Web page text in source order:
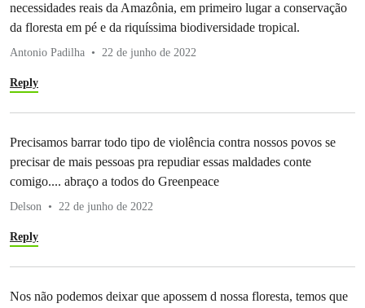
necessidades reais da Amazônia, em primeiro lugar a conservação
da floresta em pé e da riquíssima biodiversidade tropical.
Antonio Padilha 22 de junho de 2022
Reply
Precisamos barrar todo tipo de violência contra nossos povos se
precisar de mais pessoas pra repudiar essas maldades conte
comigo.... abraço a todos do Greenpeace
Delson 22 de junho de 2022
Reply
Nos não podemos deixar que apossem d nossa floresta, temos que